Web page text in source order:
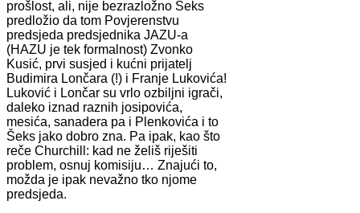
prošlost, ali, nije bezrazložno Šeks
predložio da tom Povjerenstvu
predsjeda predsjednika JAZU-a
(HAZU je tek formalnost) Zvonko
Kusić, prvi susjed i kućni prijatelj
Budimira Lončara (!) i Franje Lukovića!
Luković i Lončar su vrlo ozbiljni igrači,
daleko iznad raznih josipovića,
mesića, sanadera pa i Plenkovića i to
Šeks jako dobro zna. Pa ipak, kao što
reče Churchill: kad ne želiš riješiti
problem, osnuj komisiju… Znajući to,
možda je ipak nevažno tko njome
predsjeda.